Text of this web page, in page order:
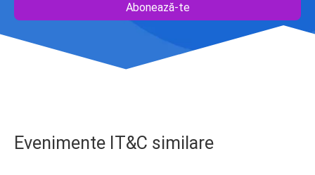
Abonează-te
Evenimente IT&C similare